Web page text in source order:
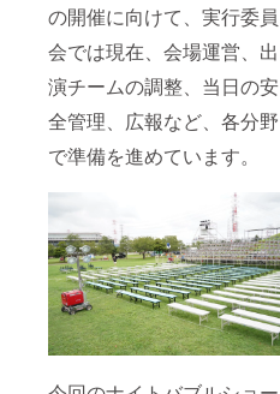
の開催に向けて、実行委員
会では現在、会場運営、出
演チームの調整、当日の安
全管理、広報など、各分野
で準備を進めています。